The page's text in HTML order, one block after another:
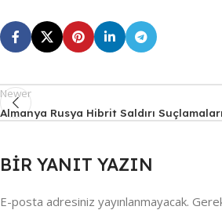
Newer
Almanya Rusya Hibrit Saldırı
BIR YANIT YAZIN
E-posta adresiniz yayınlanmayacak.